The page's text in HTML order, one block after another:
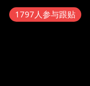
1797人参与跟贴